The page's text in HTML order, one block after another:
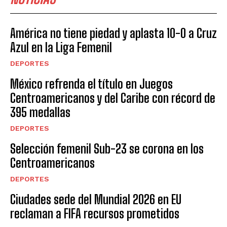
América no tiene piedad y aplasta 10-0 a Cruz
Azul en la Liga Femenil
DEPORTES
México refrenda el título en Juegos
Centroamericanos y del Caribe con récord de
395 medallas
DEPORTES
Selección femenil Sub-23 se corona en los
Centroamericanos
DEPORTES
Ciudades sede del Mundial 2026 en EU
reclaman a FIFA recursos prometidos